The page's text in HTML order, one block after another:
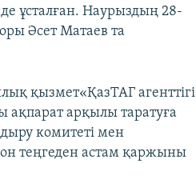
ұсталған. Наурыздың 28-
Әсет Матаев та
қызмет«ҚазТАГ агенттігі
ақпарат арқылы таратуға
комитеті мен
теңгеден астам қаржыны